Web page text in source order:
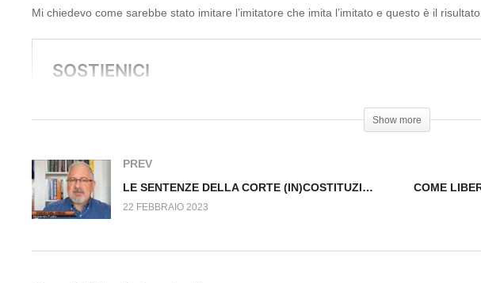
Fuori dal Virus n.462.SP
Mi chiedevo come sarebbe stato imitare l’imitatore che imita l’imitato e questo è il risultato.
Show more
PREV
LE SENTENZE DELLA CORTE (IN)COSTITUZIONALE. Fuori dal Virus n.462.SP
22 FEBBRAIO 2023